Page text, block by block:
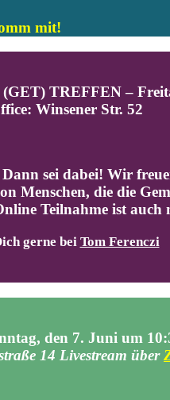
mit!
TREFFEN –
Winsener Str. 52
sei dabei! Wir
Menschen, die die
Teilnahme ist auch
gerne bei Tom Ferenczi
den 7. Juni um
14 Livestream über